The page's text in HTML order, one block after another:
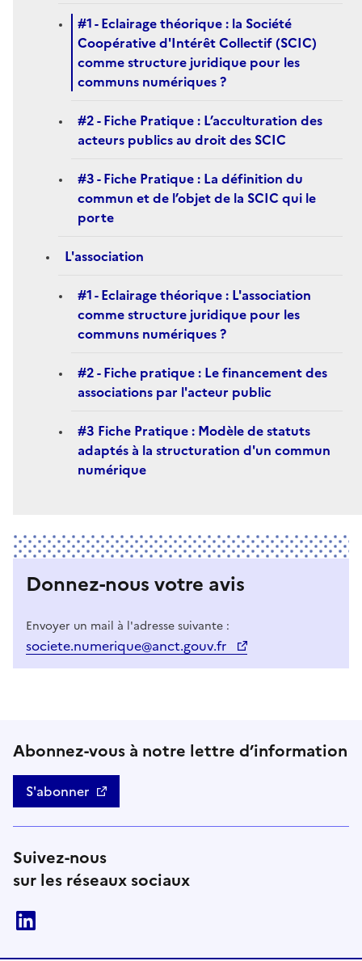
#1 - Eclairage théorique : la Société
Coopérative d'Intérêt Collectif (SCIC)
comme structure juridique pour les
communs numériques ?
#2 - Fiche Pratique : L’acculturation des
acteurs publics au droit des SCIC
#3 - Fiche Pratique : La définition du
commun et de l’objet de la SCIC qui le
porte
L'association
#1 - Eclairage théorique : L'association
comme structure juridique pour les
communs numériques ?
#2 - Fiche pratique : Le financement des
associations par l'acteur public
#3 Fiche Pratique : Modèle de statuts
adaptés à la structuration d'un commun
numérique
Donnez-nous votre avis
Envoyer un mail à l'adresse suivante :
societe.numerique@anct.gouv.fr
Abonnez-vous à notre lettre d’information
S'abonner
Suivez-nous
sur les réseaux sociaux